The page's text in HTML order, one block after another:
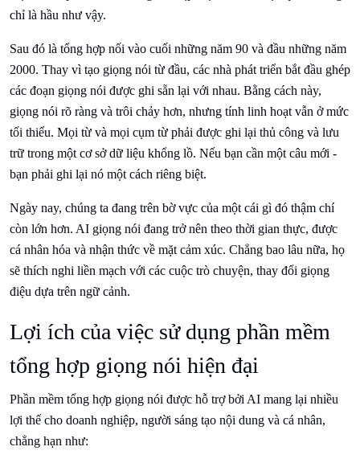
chỉ là hầu như vậy.
Sau đó là tổng hợp nối vào cuối những năm 90 và đầu những năm
2000. Thay vì tạo giọng nói từ đầu, các nhà phát triển bắt đầu ghép
các đoạn giọng nói được ghi sẵn lại với nhau. Bằng cách này,
giọng nói rõ ràng và trôi chảy hơn, nhưng tính linh hoạt vẫn ở mức
tối thiểu. Mọi từ và mọi cụm từ phải được ghi lại thủ công và lưu
trữ trong một cơ sở dữ liệu khổng lồ. Nếu bạn cần một câu mới -
bạn phải ghi lại nó một cách riêng biệt.
Ngày nay, chúng ta đang trên bờ vực của một cái gì đó thậm chí
còn lớn hơn. AI giọng nói đang trở nên theo thời gian thực, được
cá nhân hóa và nhận thức về mặt cảm xúc. Chẳng bao lâu nữa, họ
sẽ thích nghi liền mạch với các cuộc trò chuyện, thay đổi giọng
điệu dựa trên ngữ cảnh.
Lợi ích của việc sử dụng phần mềm
tổng hợp giọng nói hiện đại
Phần mềm tổng hợp giọng nói được hỗ trợ bởi AI mang lại nhiều
lợi thế cho doanh nghiệp, người sáng tạo nội dung và cá nhân,
chẳng hạn như: